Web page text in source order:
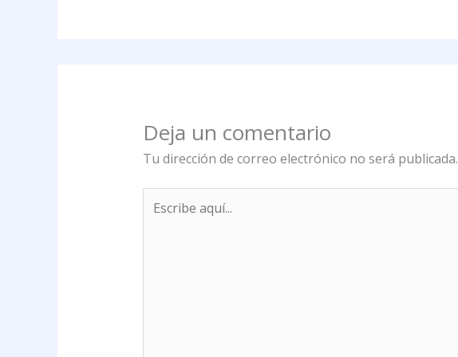
Deja un comentario
Tu dirección de correo electrónico no será publicada.
aquí...